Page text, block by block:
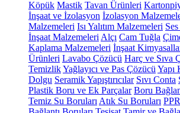
Köpük Mastik Tavan Ürünleri
İnşaat ve İzolasyon İzolasyon
Malzemeleri Isı Yalıtım Malzemeleri
İnşaat Malzemeleri Alçı Cam Tuğla
Kaplama Malzemeleri İnşaat
Ürünleri Lavabo Çözücü Harç ve Sıva
TemizlikYağlayıcı ve Pas Çözücü Yapı
Dolgu Seramik Yapıştırıcılar Sıvı Conta
Plastik Boru ve Ek Parçalar Boru
Temiz Su Boruları Atık Su Boruları